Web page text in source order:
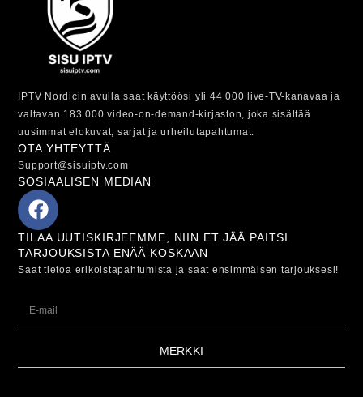
IPTV Nordicin avulla saat käyttöösi yli 44 000 live-TV-kanavaa ja
valtavan 183 000 video-on-demand-kirjaston, joka sisältää
uusimmat elokuvat, sarjat ja urheilutapahtumat.
OTA YHTEYTTÄ
Support@sisuiptv.com
SOSIAALISEN MEDIAN
TILAA UUTISKIRJEEMME, NIIN ET JÄÄ PAITSI
TARJOUKSISTA ENÄÄ KOSKAAN
Saat tietoa erikoistapahtumista ja saat ensimmäisen tarjouksesi!
MERKKI